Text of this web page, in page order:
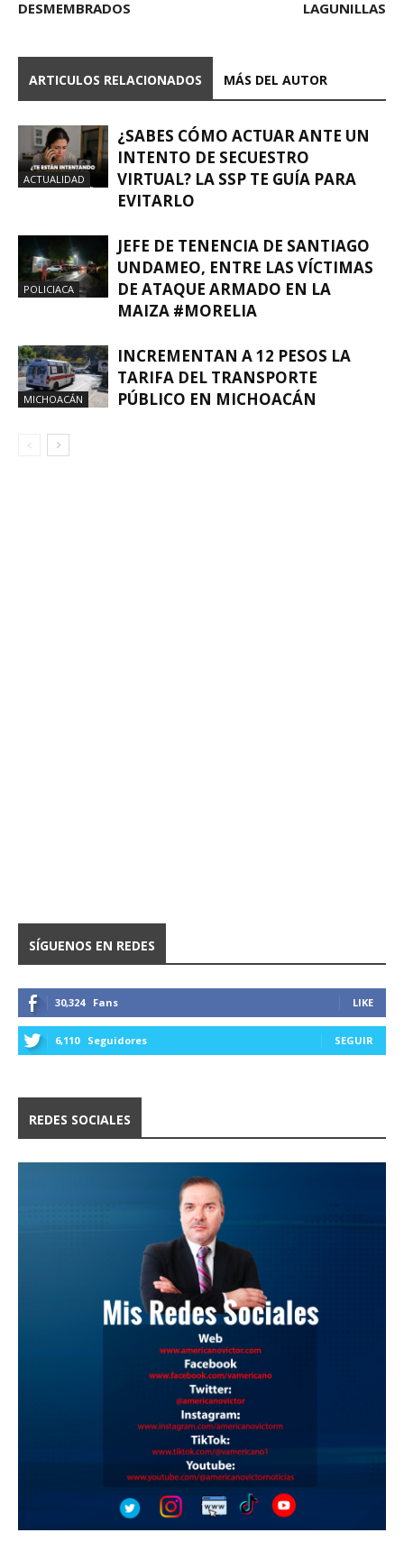
DESMEMBRADOS LAGUNILLAS
ARTICULOS RELACIONADOS MÁS DEL AUTOR
ACTUALIDAD
¿SABES CÓMO ACTUAR ANTE UN
INTENTO DE SECUESTRO
VIRTUAL? LA SSP TE GUÍA PARA
EVITARLO
POLICIACA
JEFE DE TENENCIA DE SANTIAGO
UNDAMEO, ENTRE LAS VÍCTIMAS
DE ATAQUE ARMADO EN LA
MAIZA #MORELIA
MICHOACÁN
INCREMENTAN A 12 PESOS LA
TARIFA DEL TRANSPORTE
PÚBLICO EN MICHOACÁN
SÍGUENOS EN REDES
30,324 Fans LIKE
6,110 Seguidores SEGUIR
REDES SOCIALES